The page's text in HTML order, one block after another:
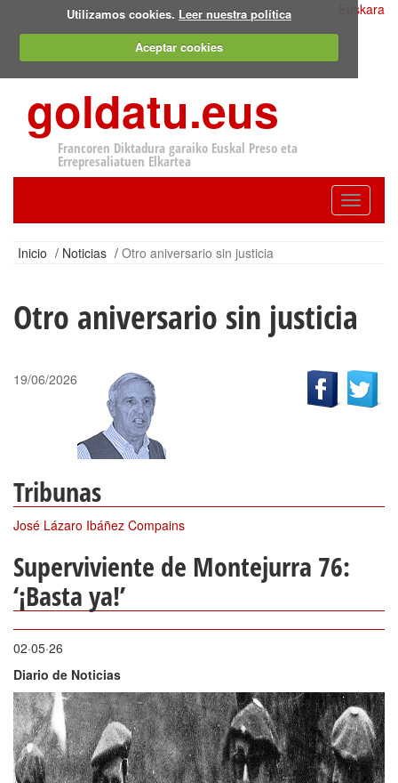
Utilizamos cookies. Leer nuestra política
Aceptar cookies
goldatu.eus
Francoren Diktadura garaiko Euskal Preso eta
Errepresaliatuen Elkartea
Toggle
Euskara
Inicio / Noticias / Otro aniversario sin justicia
Otro aniversario sin justicia
19/06/2026
Tribunas
José Lázaro Ibáñez Compains
Superviviente de Montejurra 76:
‘¡Basta ya!’
02·05·26
Diario de Noticias